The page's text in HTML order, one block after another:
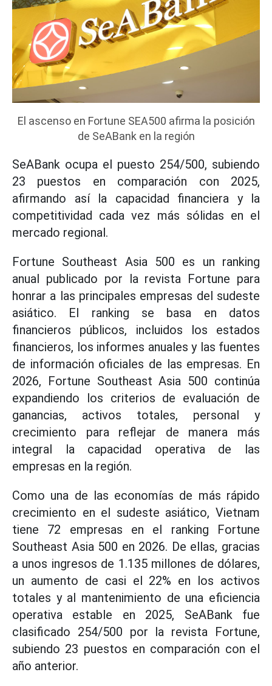
El ascenso en Fortune SEA500 afirma la posición
de SeABank en la región
SeABank ocupa el puesto 254/500, subiendo
23 puestos en comparación con 2025,
afirmando así la capacidad financiera y la
competitividad cada vez más sólidas en el
mercado regional.
Fortune Southeast Asia 500 es un ranking
anual publicado por la revista Fortune para
honrar a las principales empresas del sudeste
asiático. El ranking se basa en datos
financieros públicos, incluidos los estados
financieros, los informes anuales y las fuentes
de información oficiales de las empresas. En
2026, Fortune Southeast Asia 500 continúa
expandiendo los criterios de evaluación de
ganancias, activos totales, personal y
crecimiento para reflejar de manera más
integral la capacidad operativa de las
empresas en la región.
Como una de las economías de más rápido
crecimiento en el sudeste asiático, Vietnam
tiene 72 empresas en el ranking Fortune
Southeast Asia 500 en 2026. De ellas, gracias
a unos ingresos de 1.135 millones de dólares,
un aumento de casi el 22% en los activos
totales y al mantenimiento de una eficiencia
operativa estable en 2025, SeABank fue
clasificado 254/500 por la revista Fortune,
subiendo 23 puestos en comparación con el
año anterior.